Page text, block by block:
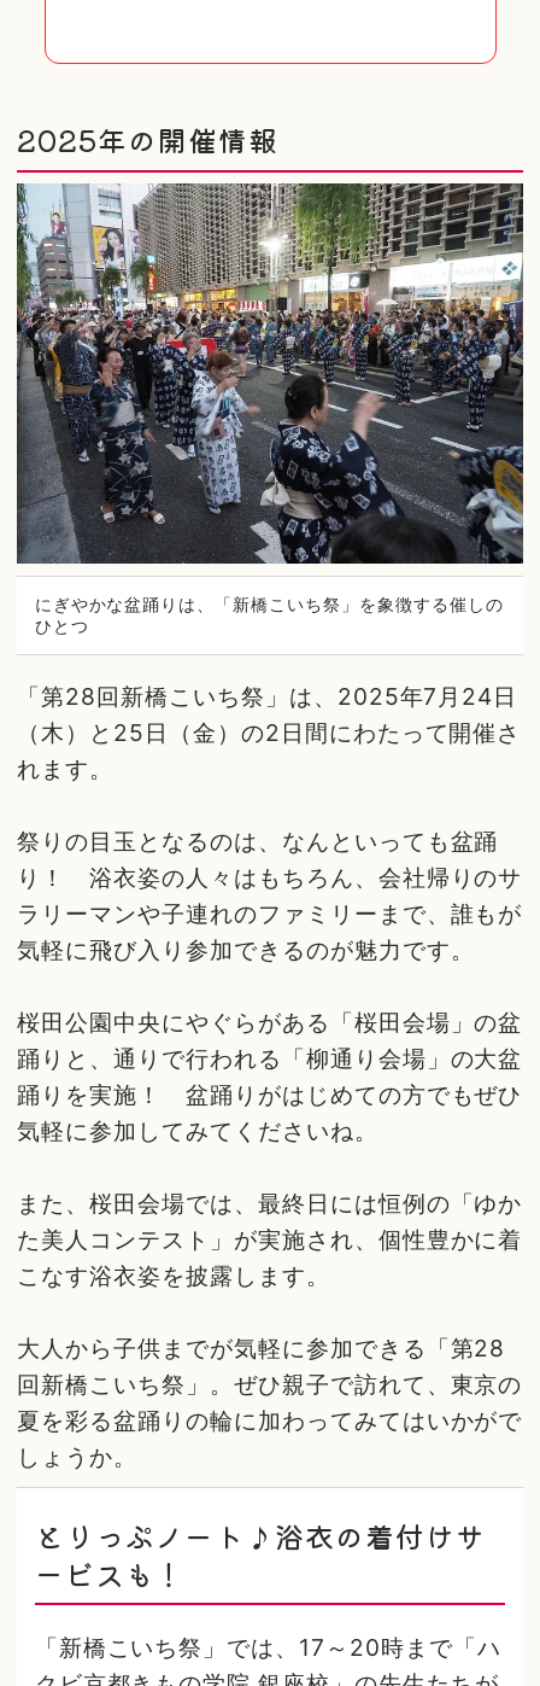
2025年の開催情報
にぎやかな盆踊りは、「新橋こいち祭」を象徴する催しの
ひとつ
「第28回新橋こいち祭」は、2025年7月24日
（木）と25日（金）の2日間にわたって開催さ
れます。
祭りの目玉となるのは、なんといっても盆踊
り！ 浴衣姿の人々はもちろん、会社帰りのサ
ラリーマンや子連れのファミリーまで、誰もが
気軽に飛び入り参加できるのが魅力です。
桜田公園中央にやぐらがある「桜田会場」の盆
踊りと、通りで行われる「柳通り会場」の大盆
踊りを実施！ 盆踊りがはじめての方でもぜひ
気軽に参加してみてくださいね。
また、桜田会場では、最終日には恒例の「ゆか
た美人コンテスト」が実施され、個性豊かに着
こなす浴衣姿を披露します。
大人から子供までが気軽に参加できる「第28
回新橋こいち祭」。ぜひ親子で訪れて、東京の
夏を彩る盆踊りの輪に加わってみてはいかがで
しょうか。
とりっぷノート♪浴衣の着付けサ
ービスも！
「新橋こいち祭」では、17～20時まで「ハ